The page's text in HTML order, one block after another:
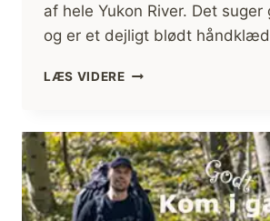
af hele Yukon River. Det
og er et dejligt blødt
LÆS VIDEREANMELDELSE,
TOWEL
150×85
CM
FRA
TRAVELSAFE